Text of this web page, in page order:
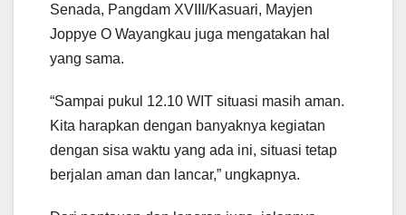
Senada, Pangdam XVIII/Kasuari, Mayjen
Joppye O Wayangkau juga mengatakan hal
yang sama.
“Sampai pukul 12.10 WIT situasi masih aman.
Kita harapkan dengan banyaknya kegiatan
dengan sisa waktu yang ada ini, situasi tetap
berjalan aman dan lancar,” ungkapnya.